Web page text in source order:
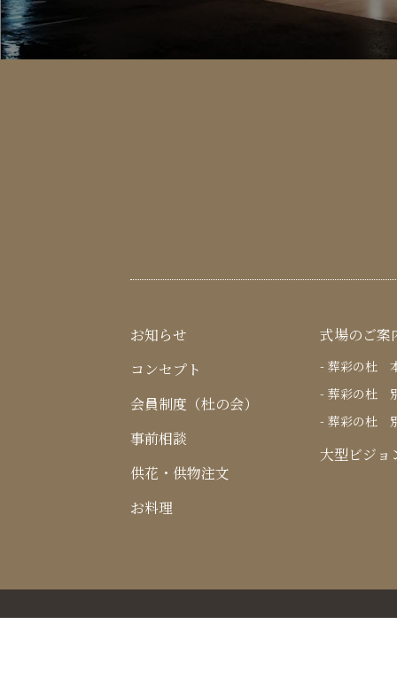
お知らせ
コンセプト
会員制度（杜の会）
事前相談
供花・供物注文
お料理
式場のご案
葬彩の杜
葬彩の杜
葬彩の杜
大型ビジョ